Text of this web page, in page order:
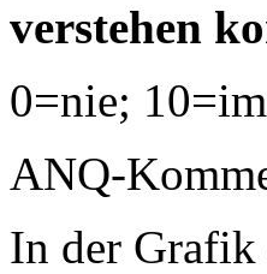
verstehen
0=nie;
ANQ-
In der Grafik